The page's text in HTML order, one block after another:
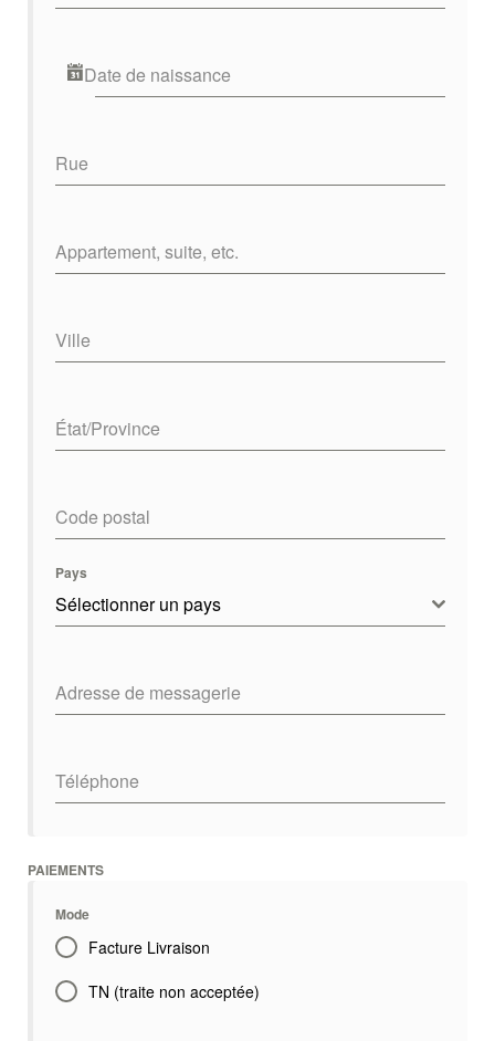
Date de naissance
Rue
Appartement, suite, etc.
Ville
État/Province
Code postal
Pays
Sélectionner un pays
Adresse de messagerie
Téléphone
PAIEMENTS
Mode
Facture Livraison
TN (traite non acceptée)